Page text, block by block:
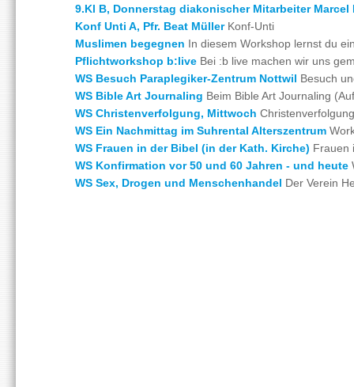
9.Kl B, Donnerstag diakonischer Mitarbeiter Marcel
Konf Unti A, Pfr. Beat MüllerKonf-Unti
Muslimen begegnen In diesem Workshop lernst du
Pflichtworkshop b:live Bei :b live machen wir uns
WS Besuch Paraplegiker-Zentrum Nottwil Besuch
WS Bible Art Journaling Beim Bible Art Journaling
WS Christenverfolgung, Mittwoch
WS Ein Nachmittag im Suhrental Alterszentrum
WS Frauen in der Bibel (in der Kath. Kirche) Frauen
WS Konfirmation vor 50 und 60 Jahren - und heute
WS Sex, Drogen und Menschenhandel Der Verein